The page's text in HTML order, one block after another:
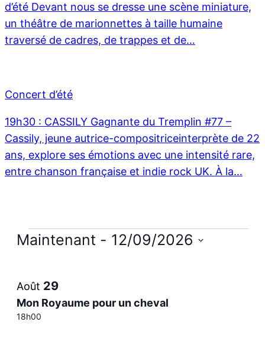
d’été Devant nous se dresse une scène miniature,
un théâtre de marionnettes à taille humaine
traversé de cadres, de trappes et de…
Concert d’été
19h30 : CASSILY Gagnante du Tremplin #77 –
Cassily, jeune autrice-compositriceinterprète de 22
ans, explore ses émotions avec une intensité rare,
entre chanson française et indie rock UK. À la…
Évènements
Maintenant - 12/09/2026
date
List
of
Août 29
Mon Royaume pour un cheval
18h00